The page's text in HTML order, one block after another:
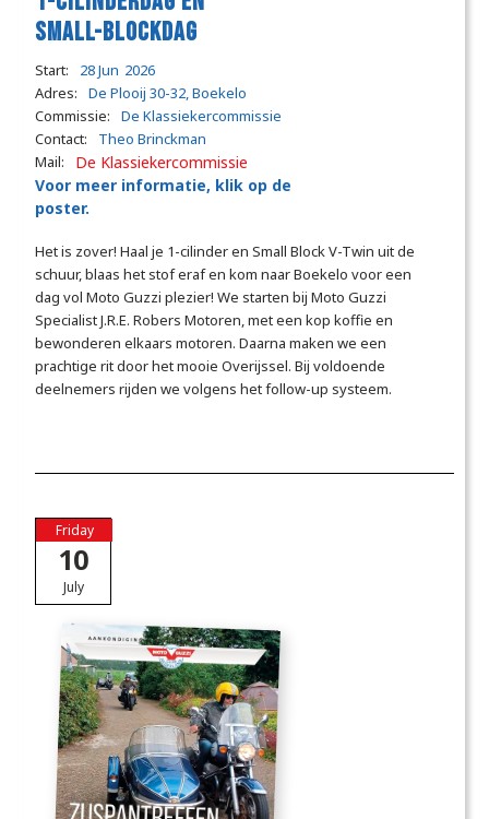
Small-blockdag
Start: 28 Jun 2026
Adres:
De Plooij 30-32, Boekelo
Commissie:
De Klassiekercommissie
Contact:
Theo Brinckman
Mail:
De Klassiekercommissie
Voor meer informatie, klik op de
poster.
Het is zover! Haal je 1-cilinder en Small Block V-Twin uit de
schuur, blaas het stof eraf en kom naar Boekelo voor een
dag vol Moto Guzzi plezier! We starten bij Moto Guzzi
Specialist J.R.E. Robers Motoren, met een kop koffie en
bewonderen elkaars motoren. Daarna maken we een
prachtige rit door het mooie Overijssel. Bij voldoende
deelnemers rijden we volgens het follow-up systeem.
Friday
10
July